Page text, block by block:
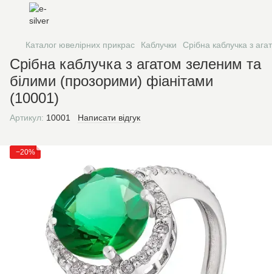
Каталог ювелірних прикрас Каблучки Срібна каблучка з
Срібна каблучка з агатом зеленим та
білими (прозорими) фіанітами
(10001)
Артикул: 10001 Написати відгук
−20%